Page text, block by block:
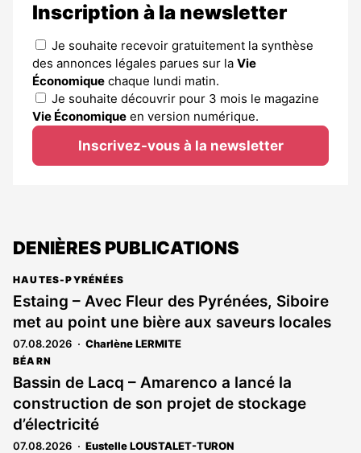
Inscription à la newsletter
Je souhaite recevoir gratuitement la synthèse
des annonces légales parues sur la Vie
Économique chaque lundi matin.
Je souhaite découvrir pour 3 mois le magazine
Vie Économique en version numérique.
Inscrivez-vous à la newsletter
DENIÈRES PUBLICATIONS
HAUTES-PYRÉNÉES
Estaing – Avec Fleur des Pyrénées, Siboire
met au point une bière aux saveurs locales
07.08.2026 Charlène LERMITE
BÉARN
Bassin de Lacq – Amarenco a lancé la
construction de son projet de stockage
d’électricité
07.08.2026 Eustelle LOUSTALET-TURON